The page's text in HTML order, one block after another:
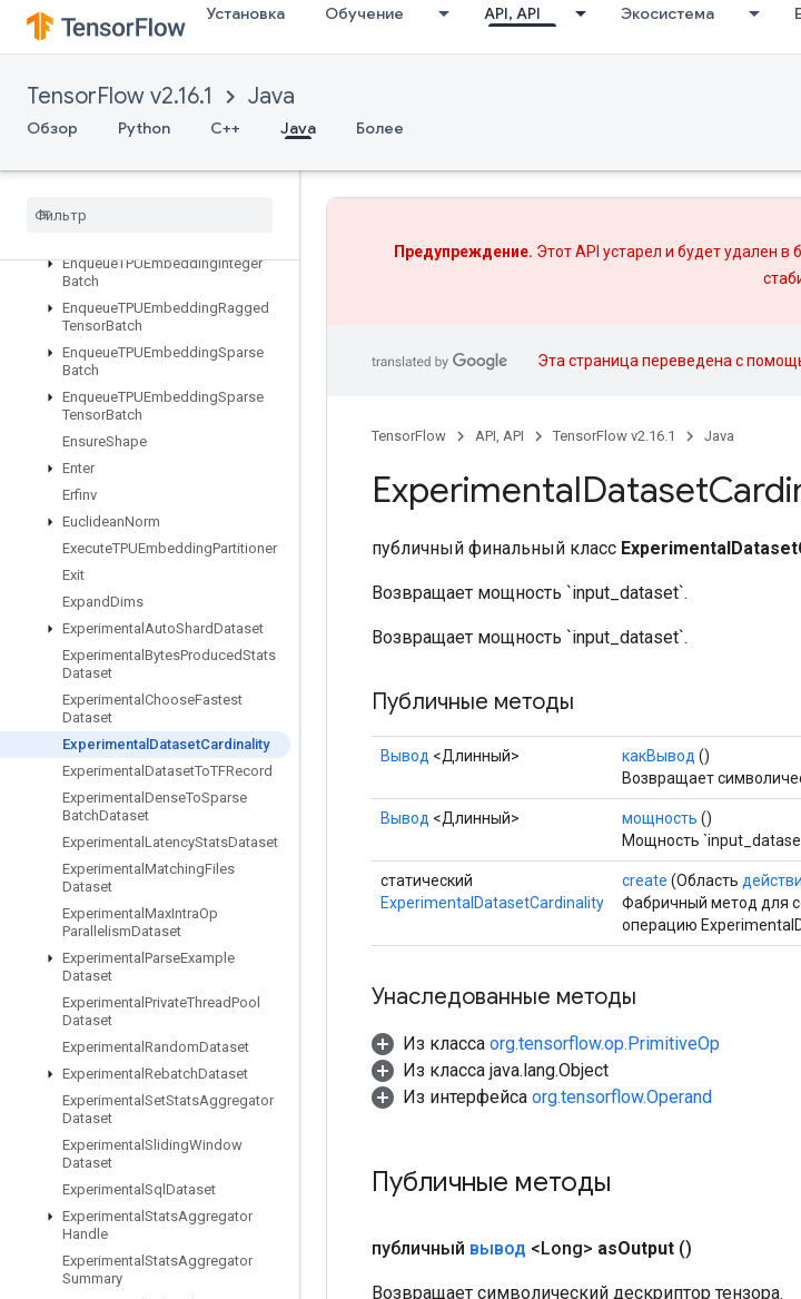
Установка Обучение API, API Экосистема
TensorFlow v2.16.1 Java
Обзор Python C++ Java Более
Eig
Einsum
Empty
EmptyTensorMap
Tensor
EnqueueTPUEmbeddingInteger
Batch
EnqueueTPUEmbeddingRagged
TensorBatch
EnqueueTPUEmbeddingSparse
Batch
EnqueueTPUEmbeddingSparse
TensorBatch
EnsureShape
Enter
Erfinv
EuclideanNorm
ExecuteTPUEmbeddingPartitioner
Exit
ExpandDims
Experimental AutoShardDataset
Experimental BytesProducedStats
Dataset
Experimental ChooseFastest
Dataset
Experimental DatasetCardinality
Experimental DatasetToTFRecord
Experimental DenseToSparse
BatchDataset
Experimental LatencyStatsDataset
Experimental MatchingFiles
Dataset
Experimental MaxIntraOp
ParallelismDataset
Experimental ParseExample
Dataset
Experimental PrivateThreadPool
Dataset
Experimental RandomDataset
Experimental RebatchDataset
Experimental SetStatsAggregator
Dataset
Experimental SlidingWindow
Dataset
Experimental Sql Dataset
Experimental StatsAggregator
Handle
Experimental StatsAggregator
Summary
Предупреждение. Этот API устарел и будет удален в
Эта страница переведена с
TensorFlow API, API TensorFlow v2.16.1 Java
ExperimentalDataset
публичный финальный класс
Возвращает мощность `input_dataset`.
Возвращает мощность `input_dataset`.
Публичные методы
Вывод <Длинный> какВывод ()
Возвращает
Вывод <Длинный> мощность ()
Мощность
статический
ExperimentalDatasetCardinality
create (Область
Фабричный метод для
операцию
Унаследованные методы
Из класса org.tensorflow.op.PrimitiveOp
Из класса java.lang.Object
Из интерфейса org.tensorflow.Operand
Публичные методы
публичный вывод <Long> asOutput ()
Возвращает символический дескриптор тензора.